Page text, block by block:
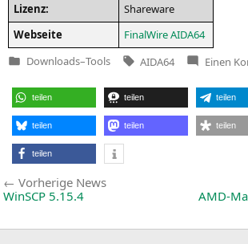
Lizenz:
Share­ware
Web­sei­te
Final­WireAIDA64
Veröffentlicht
Downloads–Tools Tags:
AIDA64 Einen
teilen teilen teilen
teilen teilen teilen
teilen
Beitragsnavigation
Vorherige NewsVorherige
WinSCP 5.15.4
AMD-